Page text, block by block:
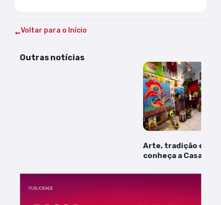
Voltar para o Início
Outras notícias
Arte, tradição e
conheça a Casa